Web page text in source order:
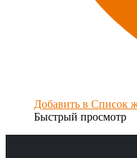
Добавить в Список
Быстрый просмотр